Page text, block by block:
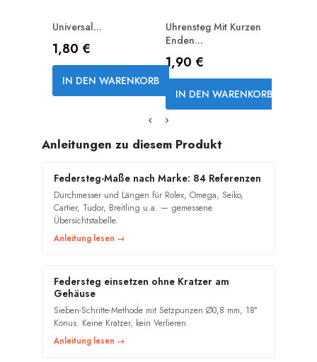
Universal...
Preis
1,80 €
IN DEN WARENKORB
Uhrensteg Mit Kurzen
Enden...
Preis
1,90 €
IN DEN WARENKORB
Anleitungen zu diesem Produkt
Federsteg-Maße nach Marke: 84 Referenzen
Durchmesser und Längen für Rolex, Omega, Seiko,
Cartier, Tudor, Breitling u.a. — gemessene
Übersichtstabelle.
Anleitung lesen →
Federsteg einsetzen ohne Kratzer am
Gehäuse
Sieben-Schritte-Methode mit Setzpunzen Ø0,8 mm, 18°
Konus. Keine Kratzer, kein Verlieren.
Anleitung lesen →